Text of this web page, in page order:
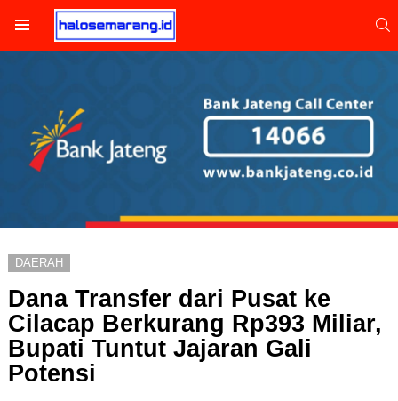
DAERAH
Dana Transfer dari Pusat ke
Cilacap Berkurang Rp393 Miliar,
Bupati Tuntut Jajaran Gali
Potensi